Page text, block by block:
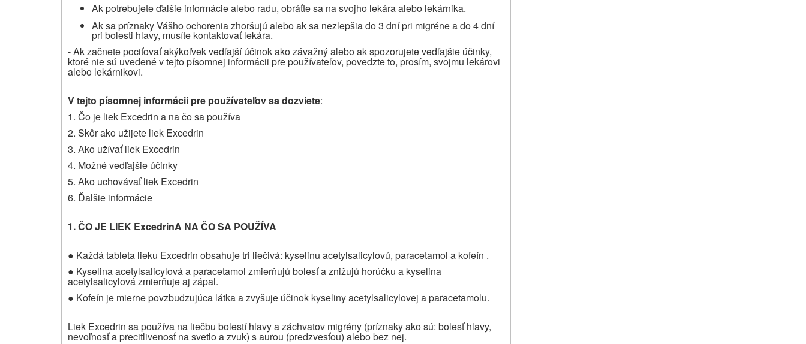
Ak potrebujete ďalšie informácie alebo radu, obráťte sa na svojho lekára alebo lekárnika.
Ak sa príznaky Vášho ochorenia zhoršujú alebo ak sa nezlepšia do 3 dní pri migréne a do 4 dní
pri bolesti hlavy, musíte kontaktovať lekára.
- Ak začnete pociťovať akýkoľvek vedľajší účinok ako závažný alebo ak spozorujete vedľajšie účinky,
ktoré nie sú uvedené v tejto písomnej informácii pre používateľov, povedzte to, prosím, svojmu lekárovi
alebo lekárnikovi.
V tejto písomnej informácii pre používateľov sa dozviete:
1. Čo je liek Excedrin a na čo sa používa
2. Skôr ako užijete liek Excedrin
3. Ako užívať liek Excedrin
4. Možné vedľajšie účinky
5. Ako uchovávať liek Excedrin
6. Ďalšie informácie
1. ČO JE LIEK ExcedrinA NA ČO SA POUŽÍVA
● Každá tableta lieku Excedrin obsahuje tri liečivá: kyselinu acetylsalicylovú, paracetamol a kofeín .
● Kyselina acetylsalicylová a paracetamol zmierňujú bolesť a znižujú horúčku a kyselina
acetylsalicylová zmierňuje aj zápal.
● Kofeín je mierne povzbudzujúca látka a zvyšuje účinok kyseliny acetylsalicylovej a paracetamolu.
Liek Excedrin sa používa na liečbu bolestí hlavy a záchvatov migrény (príznaky ako sú: bolesť hlavy,
nevoľnosť a precitlivenosť na svetlo a zvuk) s aurou (predzvesťou) alebo bez nej.